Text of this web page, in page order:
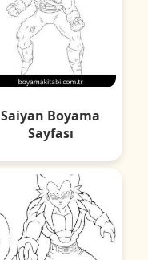
Saiyan Boyama
Sayfası